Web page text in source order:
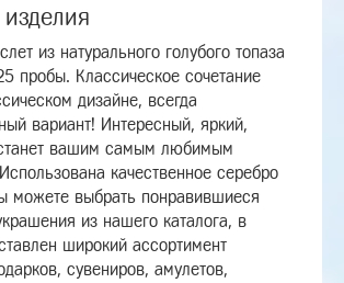
из натурального голубого топаза
пробы. Классическое сочетание
дизайне, всегда
вариант! Интересный, яркий,
вашим самым любимым
качественное серебро
можете выбрать понравившиеся
из нашего каталога, в
широкий ассортимент
сувениров, амулетов,